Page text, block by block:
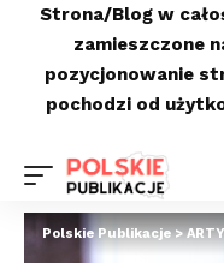
Strona/Blog w
zamieszczone
pozycjonowanie
pochodzi od
Polskie Publikacje>